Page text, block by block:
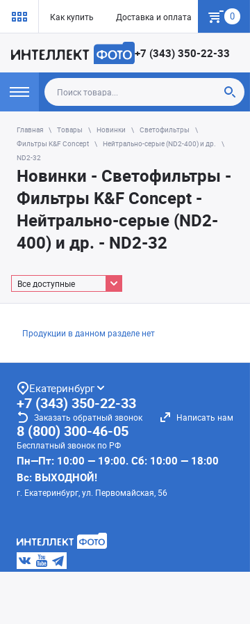
Как купить Доставка и оплата Гарантия
0
+7 (343) 350-22-33
Главная Товары Новинки
Светофильтры
Фильтры K&F Concept
Нейтрально-серые (ND2-400) и др.
ND2-32
Новинки - Светофильтры -
Фильтры K&F Concept -
Нейтрально-серые (ND2-
400) и др. - ND2-32
Все доступные
Продукции в данном разделе нет
Екатеринбург
+7 (343) 350-22-33
Заказать обратный звонок Написать нам
8 (800) 300-46-05
Бесплатный звонок по РФ
Пн—Пт: 10:00 — 19:00. Сб: 10:00 — 18:00
Вс: ВЫХОДНОЙ!
г. Екатеринбург, ул. Первомайская, 56